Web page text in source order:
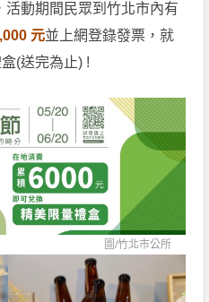
活動期間民眾到竹北市內有
元並上網登錄發票，就
(送完為止) !
圖/竹北市公所